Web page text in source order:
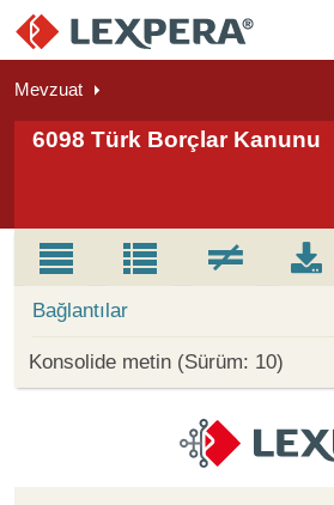
Mevzuat
6098 Türk Borçlar Kanunu
Bağlantılar
Konsolide metin (Sürüm: 10)